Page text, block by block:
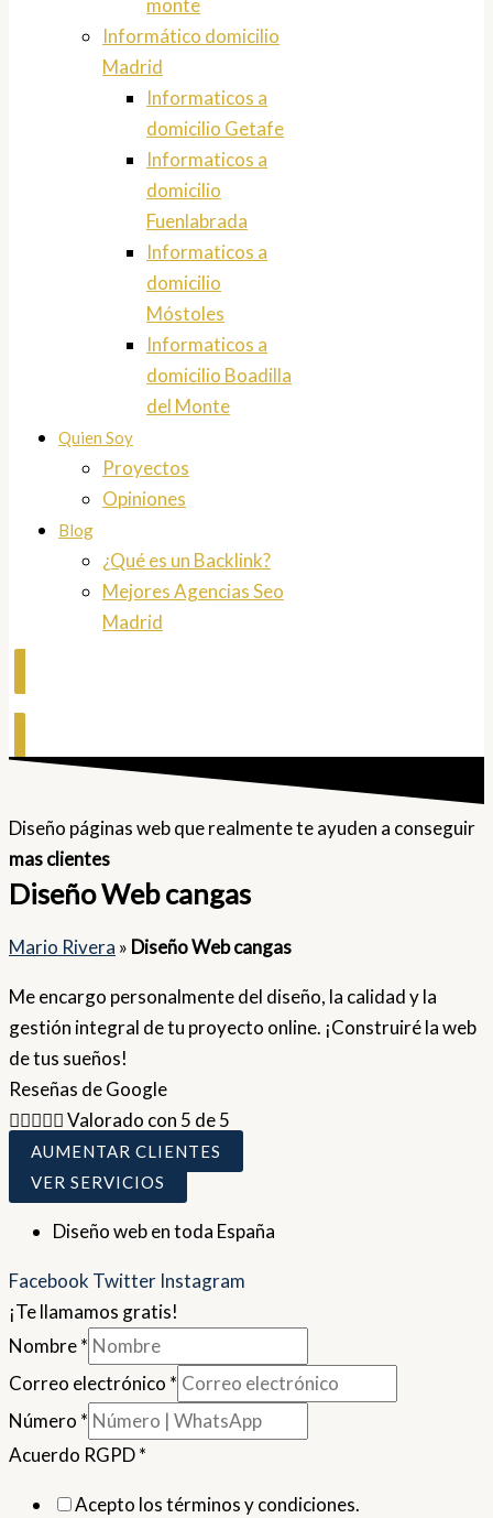
monte
Informático domicilio
Madrid
Informaticos a
domicilio Getafe
Informaticos a
domicilio
Fuenlabrada
Informaticos a
domicilio
Móstoles
Informaticos a
domicilio Boadilla
del Monte
Quien Soy
Proyectos
Opiniones
Blog
¿Qué es un Backlink?
Mejores Agencias Seo
Madrid
Diseño páginas web que realmente te ayuden a conseguir
mas clientes
Diseño Web cangas
Mario Rivera » Diseño Web cangas
Me encargo personalmente del diseño, la calidad y la
gestión integral de tu proyecto online. ¡Construiré la web
de tus sueños!
Reseñas de Google
Valorado con 5 de 5
AUMENTAR CLIENTES
VER SERVICIOS
Diseño web en toda España
Facebook Twitter Instagram
¡Te llamamos gratis!
Nombre*
Correo electrónico *
Número *
Acuerdo RGPD*
Acepto los términos y condiciones.